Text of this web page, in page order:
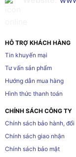
HỖ TRỢ KHÁCH HÀNG
Tin khuyến mại
Tư vấn sản phẩm
Hướng dẫn mua hàng
Hình thức thanh toán
CHÍNH SÁCH CÔNG TY
Chính sách bảo hành, đổi
Chính sách giao nhận
Chính sách bảo mật